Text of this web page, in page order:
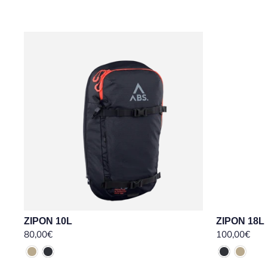
ZIPON 10L
80,00€
ZIPON 18L
100,00€